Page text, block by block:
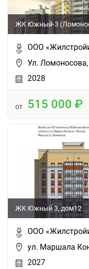
ЖК Южный-3
ООО
Ул. Ломоносова,
2028
от 515 000
ЖК Южный 3, дом12
ООО
ул. Маршала
2027